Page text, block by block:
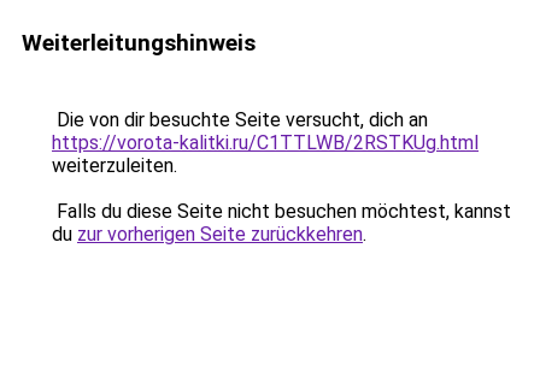
Weiterleitungshinweis
Die von dir besuchte Seite versucht, dich an
https://vorota-kalitki.ru/C1TTLWB/2RSTKUg.html
weiterzuleiten.
Falls du diese Seite nicht besuchen möchtest, kannst
du zur vorherigen Seite zurückkehren.